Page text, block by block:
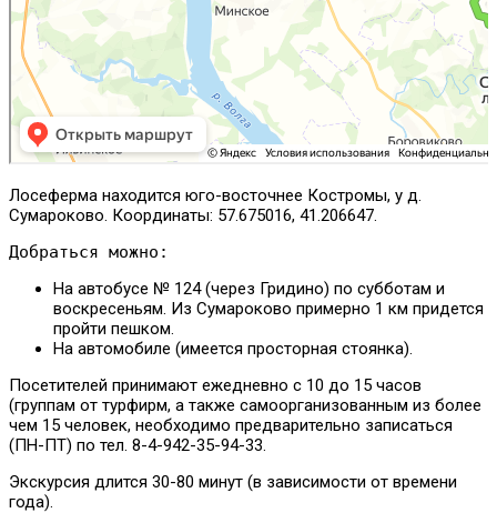
Лосеферма находится юго-восточнее Костромы, у д.
Сумароково. Координаты: 57.675016, 41.206647.
Добраться можно:
На автобусе № 124 (через Гридино) по субботам и
воскресеньям. Из Сумароково примерно 1 км придется
пройти пешком.
На автомобиле (имеется просторная стоянка).
Посетителей принимают ежедневно с 10 до 15 часов
(группам от турфирм, а также самоорганизованным из более
чем 15 человек, необходимо предварительно записаться
(ПН-ПТ) по тел. 8-4-942-35-94-33.
Экскурсия длится 30-80 минут (в зависимости от времени
года).